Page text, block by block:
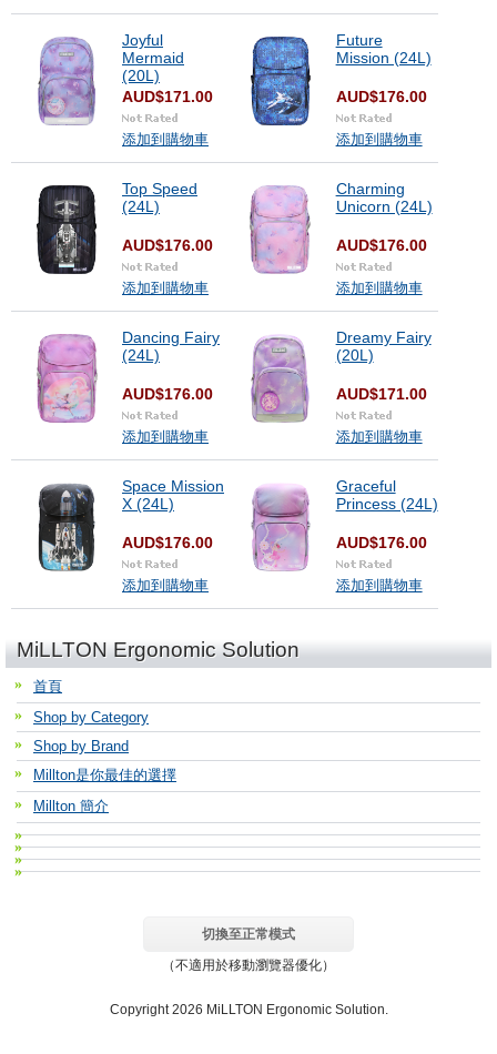
Joyful
Mermaid
(20L)
AUD$171.00
添加到購物車
Future
Mission (24L)
AUD$176.00
添加到購物車
Top Speed
(24L)
AUD$176.00
添加到購物車
Charming
Unicorn (24L)
AUD$176.00
添加到購物車
Dancing Fairy
(24L)
AUD$176.00
添加到購物車
Dreamy Fairy
(20L)
AUD$171.00
添加到購物車
Space Mission
X (24L)
AUD$176.00
添加到購物車
Graceful
Princess (24L)
AUD$176.00
添加到購物車
MiLLTON Ergonomic Solution
首頁
Shop by Category
Shop by Brand
Millton是你最佳的選擇
Millton 簡介
切換至正常模式
（不適用於移動瀏覽器優化）
Copyright 2026 MiLLTON Ergonomic Solution.